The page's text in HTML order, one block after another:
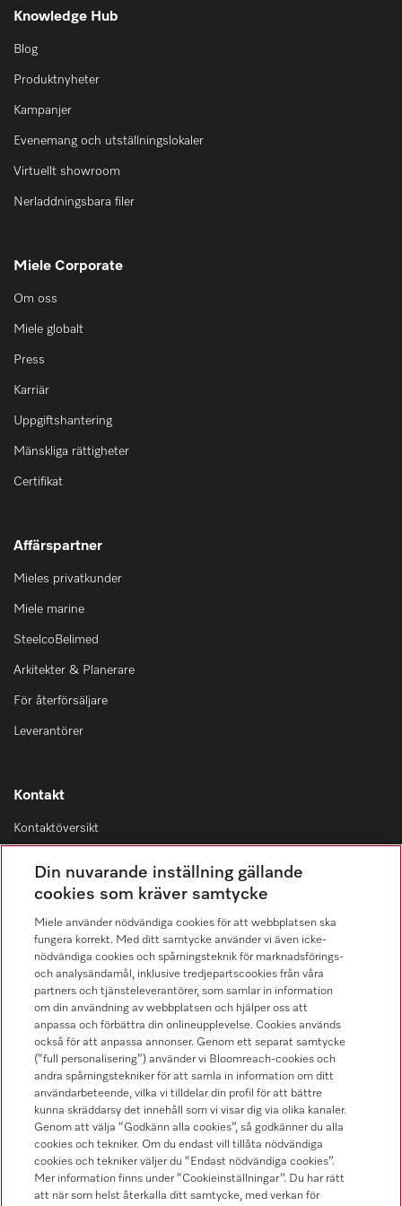
Knowledge Hub
Blog
Produktnyheter
Kampanjer
Evenemang och utställningslokaler
Virtuellt showroom
Nerladdningsbara filer
Miele Corporate
Om oss
Miele globalt
Press
Karriär
Uppgiftshantering
Mänskliga rättigheter
Certifikat
Affärspartner
Mieles privatkunder
Miele marine
SteelcoBelimed
Arkitekter & Planerare
För återförsäljare
Leverantörer
Kontakt
Kontaktöversikt
08-562 29 800
Hitta återförsäljare
Följ Miele Professional
Din nuvarande inställning gällande
cookies som kräver samtycke
Miele använder nödvändiga cookies för att webbplatsen ska
fungera korrekt. Med ditt samtycke använder vi även icke-
nödvändiga cookies och spårningsteknik för marknadsförings-
och analysändamål, inklusive tredjepartscookies från våra
partners och tjänsteleverantörer, som samlar in information
om din användning av webbplatsen och hjälper oss att
anpassa och förbättra din onlineupplevelse. Cookies används
också för att anpassa annonser. Genom ett separat samtycke
(“full personalisering”) använder vi Bloomreach-cookies och
andra spårningstekniker för att samla in information om ditt
användarbeteende, vilka vi tilldelar din profil för att bättre
kunna skräddarsy det innehåll som vi visar dig via olika kanaler.
Genom att välja “Godkänn alla cookies”, så godkänner du alla
cookies och tekniker. Om du endast vill tillåta nödvändiga
cookies och tekniker väljer du “Endast nödvändiga cookies”.
Mer information finns under “Cookieinställningar”. Du har rätt
att när som helst återkalla ditt samtycke, med verkan för